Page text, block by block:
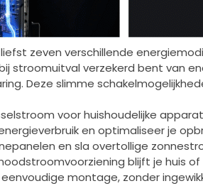
zeven verschillende
stroomuitval verzekerd bent van
Deze slimme
voor huishoudelijke
en optimaliseer je
en sla overtollige
blijft je huis
eenvoudige montage, zonder